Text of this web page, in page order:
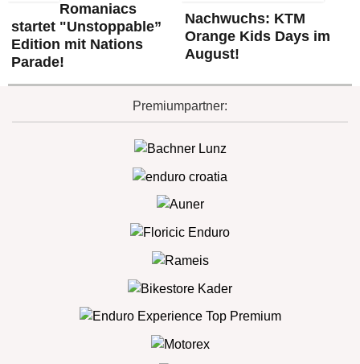
Romaniacs
startet "Unstoppable”
Edition mit Nations
Parade!
Nachwuchs: KTM
Orange Kids Days im
August!
Premiumpartner: